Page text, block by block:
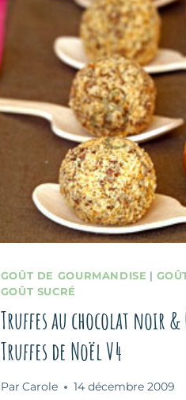
IDÉES
DE
GOURMANDISES
POUR
LES
FÊTES
GOÛT DE GOURMANDISE |
GOÛT SUCRÉ
Truffes au chocolat noir
Truffes de Noël V4
Par Carole 14 décembre 2009